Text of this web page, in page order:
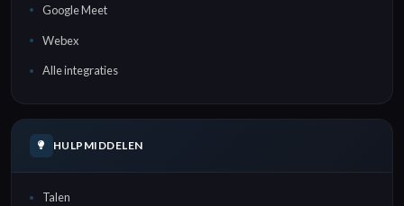
Google Meet
Webex
Alle integraties
HULPMIDDELEN
Talen